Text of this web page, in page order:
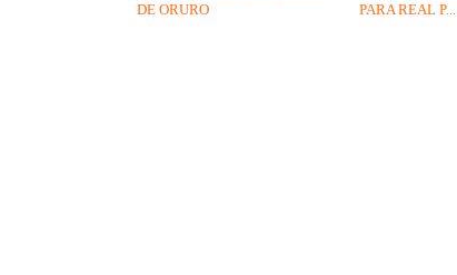
PARA REAL P...
DE ORURO